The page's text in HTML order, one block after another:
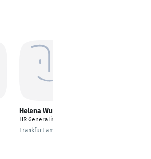
Helena Wurm
HR Generalist
Frankfurt am Main